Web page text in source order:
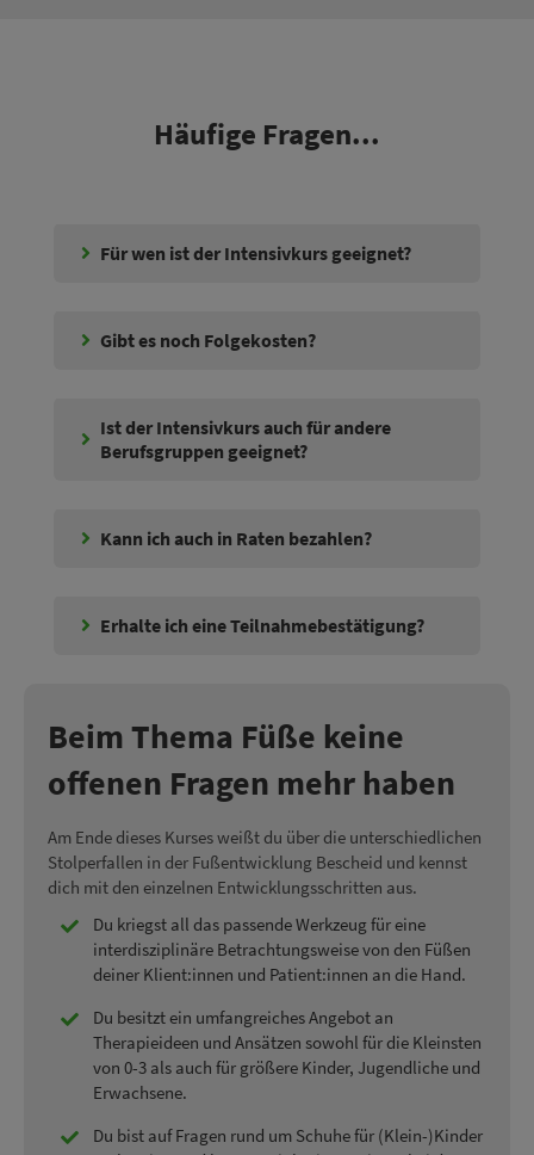
Häufige Fragen...
Für wen ist der Intensivkurs geeignet?
Gibt es noch Folgekosten?
Ist der Intensivkurs auch für andere
Berufsgruppen geeignet?
Kann ich auch in Raten bezahlen?
Erhalte ich eine Teilnahmebestätigung?
Beim Thema Füße keine
offenen Fragen mehr haben
Am Ende dieses Kurses weißt du über die unterschiedlichen
Stolperfallen in der Fußentwicklung Bescheid und kennst
dich mit den einzelnen Entwicklungsschritten aus.
Du kriegst all das passende Werkzeug für eine
interdisziplinäre Betrachtungsweise von den Füßen
deiner Klient:innen und Patient:innen an die Hand.
Du besitzt ein umfangreiches Angebot an
Therapieideen und Ansätzen sowohl für die Kleinsten
von 0-3 als auch für größere Kinder, Jugendliche und
Erwachsene.
Du bist auf Fragen rund um Schuhe für (Klein-)Kinder